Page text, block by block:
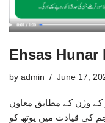
Ehsas Hunar
by admin June 17,
کے وژن کے مطابق معاون
کی قیادت میں یوتھ کو